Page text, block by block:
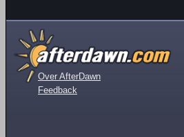
Over AfterDawn
Feedback